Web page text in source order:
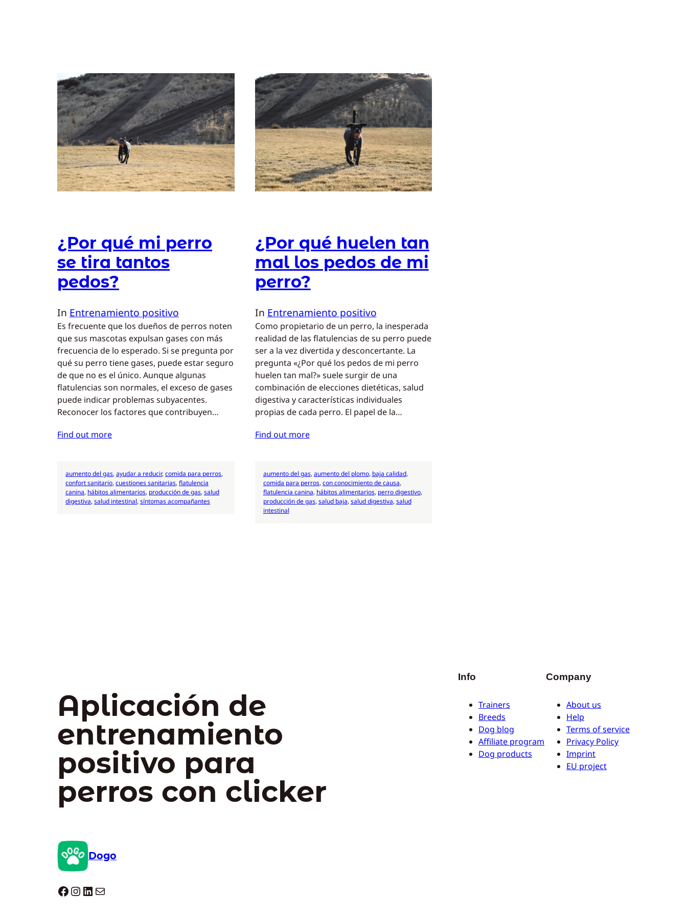
¿Por qué mi perro
se tira tantos
pedos?
In Entrenamiento positivo
Es frecuente que los dueños de perros noten
que sus mascotas expulsan gases con más
frecuencia de lo esperado. Si se pregunta por
qué su perro tiene gases, puede estar seguro
de que no es el único. Aunque algunas
flatulencias son normales, el exceso de gases
puede indicar problemas subyacentes.
Reconocer los factores que contribuyen…
Find out more
aumento del gas, ayudar a reducir, comida para perros
confort sanitario, cuestiones sanitarias, flatulencia
canina, hábitos alimentarios, producción de gas, salud
digestiva, salud intestinal, síntomas acompañantes
¿Por qué huelen tan
mal los pedos de mi
perro?
In Entrenamiento positivo
Como propietario de un perro, la inesperada
realidad de las flatulencias de su perro puede
ser a la vez divertida y desconcertante. La
pregunta «¿Por qué los pedos de mi perro
huelen tan mal?» suele surgir de una
combinación de elecciones dietéticas, salud
digestiva y características individuales
propias de cada perro. El papel de la…
Find out more
aumento del gas, aumento del plomo, baja calidad
comida para perros, con conocimiento de causa
flatulencia canina, hábitos alimentarios, perro digestivo
producción de gas, salud baja, salud digestiva, salud
intestinal
Aplicación de
entrenamiento
positivo para
perros con clicker
Dogo
Dogo facebook InstagramLinkedIn Correo electrónico
Info
Trainers
Breeds
Dog blog
Affiliate program
Dog products
Company
About us
Help
Terms of service
Privacy Policy
Imprint
EU project